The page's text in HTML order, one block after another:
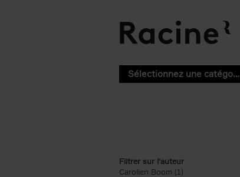
Sélectionnez une catégorie
Filtrer sur l'auteur
Carolien Boom (1)